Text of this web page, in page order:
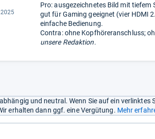
Pro: ausgezeichnetes Bild mit tiefem
gut für Gaming geeignet (vier HDMI
einfache Bedienung.
Contra: ohne Kopfhöreranschluss;
unsere Redaktion.
und neutral. Wenn Sie auf ein verlinktes
erhalten dann ggf. eine Vergütung. Mehr